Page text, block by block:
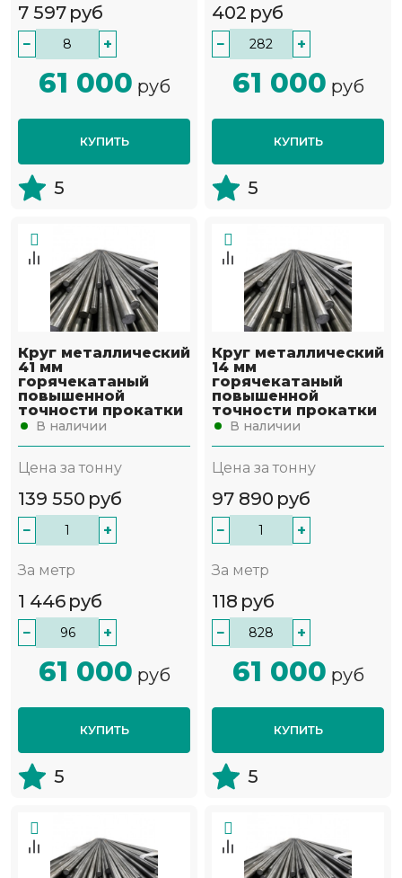
7 597 руб
− +
61 000 руб
КУПИТЬ
5
402 руб
− +
61 000 руб
КУПИТЬ
5
Круг металлический
41 мм
горячекатаный
повышенной
точности прокатки
В наличии
Цена за тонну
139 550 руб
− +
За метр
1 446 руб
− +
61 000 руб
КУПИТЬ
5
Круг металлический
14 мм
горячекатаный
повышенной
точности прокатки
В наличии
Цена за тонну
97 890 руб
− +
За метр
118 руб
− +
61 000 руб
КУПИТЬ
5